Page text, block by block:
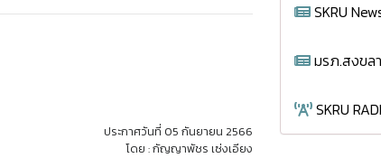
ประกาศวันที่ 05 กันยายน 2566
โดย : กัญญาพัชร เซ่งเอียง
SKRU
มรภ.สงขล
SKRU